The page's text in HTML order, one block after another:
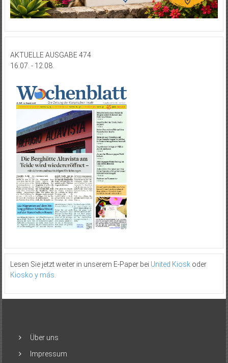
AKTUELLE AUSGABE 474
16.07. - 12.08.
Lesen Sie jetzt weiter in unserem E-Paper bei United Kioskoder
Kiosko y más.
Über uns
Impressum